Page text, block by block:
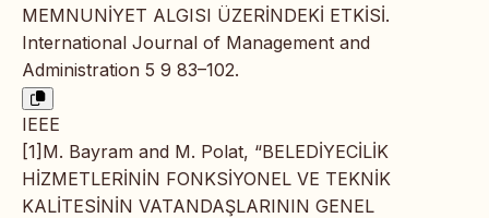
MEMNUNİYET ALGISI ÜZERİNDEKİ ETKİSİ.
International Journal of Management and
Administration 5 9 83–102.
IEEE
[1]M. Bayram and M. Polat, “BELEDİYECİLİK
HİZMETLERİNİN FONKSİYONEL VE TEKNİK
KALİTESİNİN VATANDAŞLARININ GENEL